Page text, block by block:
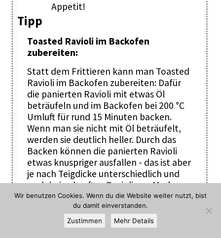
Appetit!
Tipp
Toasted Ravioli im Backofen
zubereiten:
Statt dem Frittieren kann man Toasted
Ravioli im Backofen zubereiten: Dafür
die panierten Ravioli mit etwas Öl
beträufeln und im Backofen bei 200 °C
Umluft für rund 15 Minuten backen.
Wenn man sie nicht mit Öl beträufelt,
werden sie deutlich heller. Durch das
Backen können die panierten Ravioli
etwas knuspriger ausfallen - das ist aber
je nach Teigdicke unterschiedlich und
auch bei gekauften Ravioli von Marke zu
Marke verschieden.
Wir benutzen Cookies. Wenn du die Website weiter nutzt, bist
du damit einverstanden.
Zustimmen
Mehr Details